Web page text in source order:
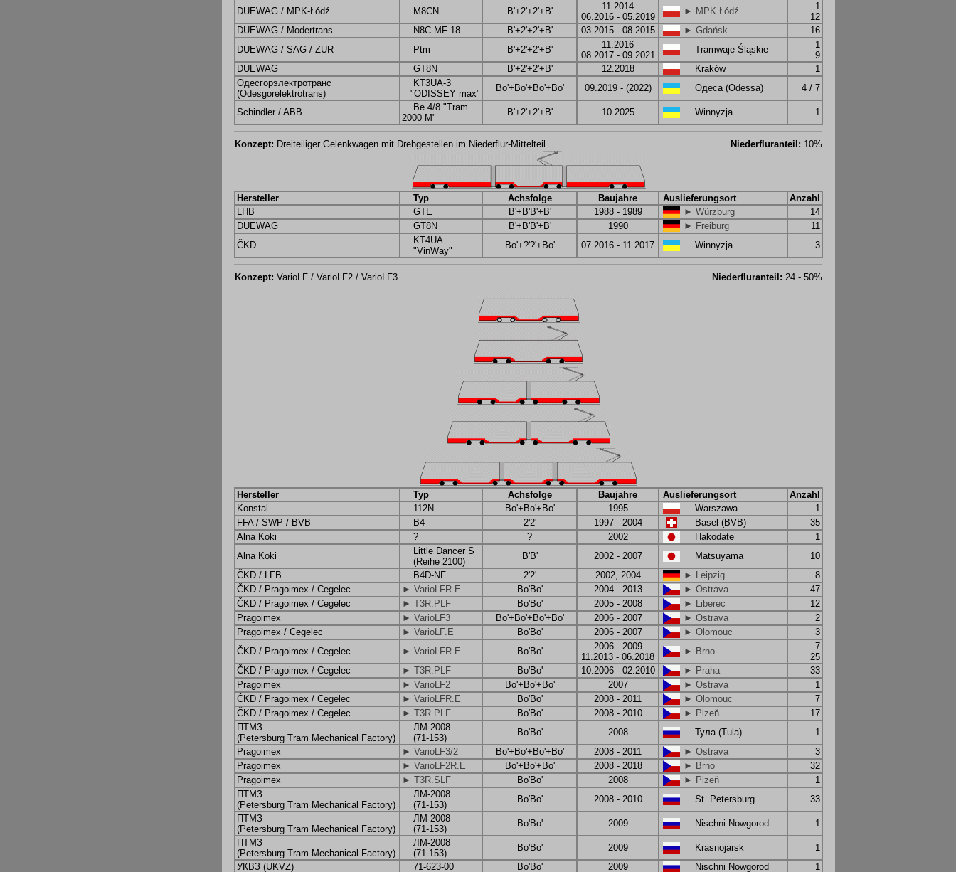
DUEWAG / MPK-Łódź
M8CN B'+2'+2'+B'
11.2014
06.2016 - 05.2019
► MPK Łódź
1
12
DUEWAG / Modertrans
N8C-MF 18 B'+2'+2'+B' 03.2015 - 08.2015 ► Gdańsk
16
DUEWAG / SAG / ZUR
Ptm B'+2'+2'+B'
11.2016
08.2017 - 09.2021
Tramwaje Śląskie
1
9
DUEWAG
GT8N B'+2'+2'+B' 12.2018 Kraków
1
Одесгорэлектротранс
(Odesgorelektrotrans)
KT3UA-3
"ODISSEY max"
Bo'+Bo'+Bo'+Bo' 09.2019 - (2022) Одеса (Odessa) 4 / 7
Schindler / ABB
Be 4/8 "Tram
2000 M"
B'+2'+2'+B' 10.2025 Winnyzja 1
Konzept: Dreiteiliger Gelenkwagen mit Drehgestellen im Niederflur-Mittelteil Niederfluranteil: 10%
Hersteller Typ Achsfolge Baujahre Auslieferungsort
Anzahl
LHB
GTE B'+B'B'+B' 1988 - 1989 ► Würzburg
14
DUEWAG
GT8N B'+B'B'+B' 1990 ► Freiburg
11
ČKD
KT4UA
"VinWay"
Bo'+?'?'+Bo' 07.2016 - 11.2017 Winnyzja 3
Konzept: VarioLF / VarioLF2 / VarioLF3 Niederfluranteil: 24 - 50%
Hersteller Typ Achsfolge Baujahre Auslieferungsort
Anzahl
Konstal
112N Bo'+Bo'+Bo' 1995 Warszawa
1
FFA / SWP / BVB
B4 2'2' 1997 - 2004 Basel (BVB)
35
Alna Koki
? ? 2002 Hakodate
1
Alna Koki
Little Dancer S
(Reihe 2100)
B'B' 2002 - 2007 Matsuyama
10
ČKD / LFB
B4D-NF 2'2' 2002, 2004 ► Leipzig
8
ČKD / Pragoimex / Cegelec
► VarioLFR.E Bo'Bo' 2004 - 2013 ► Ostrava
47
ČKD / Pragoimex / Cegelec
► T3R.PLF Bo'Bo' 2005 - 2008 ► Liberec
12
Pragoimex
► VarioLF3 Bo'+Bo'+Bo'+Bo' 2006 - 2007 ► Ostrava
2
Pragoimex / Cegelec
► VarioLF.E Bo'Bo' 2006 - 2007 ► Olomouc
3
ČKD / Pragoimex / Cegelec
► VarioLFR.E Bo'Bo'
2006 - 2009
11.2013 - 06.2018
► Brno
7
25
ČKD / Pragoimex / Cegelec
► T3R.PLF Bo'Bo' 10.2006 - 02.2010 ► Praha
33
Pragoimex
► VarioLF2 Bo'+Bo'+Bo' 2007 ► Ostrava
1
ČKD / Pragoimex / Cegelec
► VarioLFR.E Bo'Bo' 2008 - 2011 ► Olomouc
7
ČKD / Pragoimex / Cegelec
► T3R.PLF Bo'Bo' 2008 - 2010 ► Plzeň
17
ПТМЗ
(Petersburg Tram Mechanical Factory)
ЛМ-2008
(71-153)
Bo'Bo' 2008 Тула (Tula)
1
Pragoimex
► VarioLF3/2 Bo'+Bo'+Bo'+Bo' 2008 - 2011 ► Ostrava
3
Pragoimex
► VarioLF2R.E Bo'+Bo'+Bo' 2008 - 2018 ► Brno
32
Pragoimex
► T3R.SLF Bo'Bo' 2008 ► Plzeň
1
ПТМЗ
(Petersburg Tram Mechanical Factory)
ЛМ-2008
(71-153)
Bo'Bo' 2008 - 2010 St. Petersburg
33
ПТМЗ
(Petersburg Tram Mechanical Factory)
ЛМ-2008
(71-153)
Bo'Bo' 2009 Nischni Nowgorod
1
ПТМЗ
(Petersburg Tram Mechanical Factory)
ЛМ-2008
(71-153)
Bo'Bo' 2009 Krasnojarsk
1
УКВЗ (UKVZ)
71-623-00 Bo'Bo' 2009 Nischni Nowgorod
1